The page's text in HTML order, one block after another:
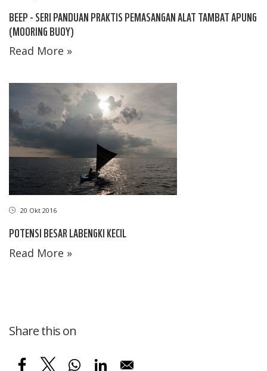
BEEP - SERI PANDUAN PRAKTIS PEMASANGAN ALAT TAMBAT APUNG
(MOORING BUOY)
Read More »
20 Okt 2016
POTENSI BESAR LABENGKI KECIL
Read More »
Share this on